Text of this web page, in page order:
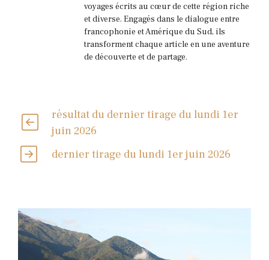
voyages écrits au cœur de cette région riche
et diverse. Engagés dans le dialogue entre
francophonie et Amérique du Sud, ils
transforment chaque article en une aventure
de découverte et de partage.
résultat du dernier tirage du lundi 1er
juin 2026
dernier tirage du lundi 1er juin 2026